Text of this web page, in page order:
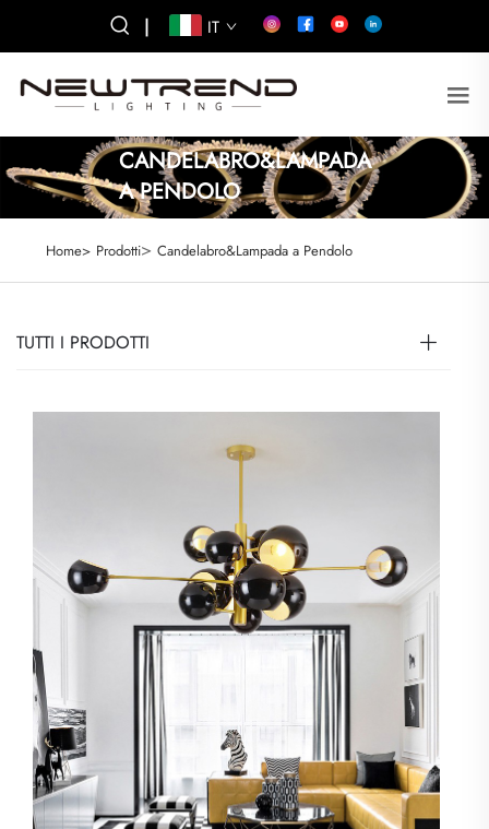
| IT
CANDELABRO&LAMPADA
A PENDOLO
Home> Prodotti> Candelabro&Lampada a Pendolo
TUTTI I PRODOTTI